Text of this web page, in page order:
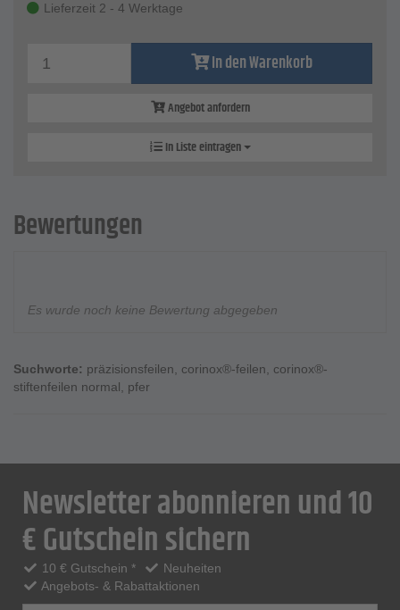
Lieferzeit 2 - 4 Werktage
In den Warenkorb
Angebot anfordern
In Liste eintragen
Bewertungen
Es wurde noch keine Bewertung abgegeben
Suchworte: präzisionsfeilen, corinox®-feilen, corinox®-
stiftenfeilen normal, pfer
Newsletter abonnieren und 10
€ Gutschein sichern
10 € Gutschein *
Neuheiten
Angebots- & Rabattaktionen